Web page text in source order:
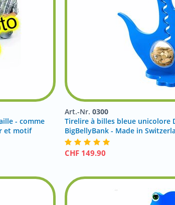
- comme
et motif
Art.-Nr. 0300
Tirelire à billes bleue unicolore
BigBellyBank - Made in
CHF 149.90